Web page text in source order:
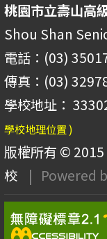
桃園市立壽山高
Shou Shan
電話：(03)
傳真：(03)
學校地址：
學校地理位置 )
版權所有 ©
校
| Powered